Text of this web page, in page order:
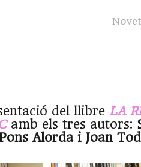
del llibre LA
amb els tres autors:
Alorda i Joan